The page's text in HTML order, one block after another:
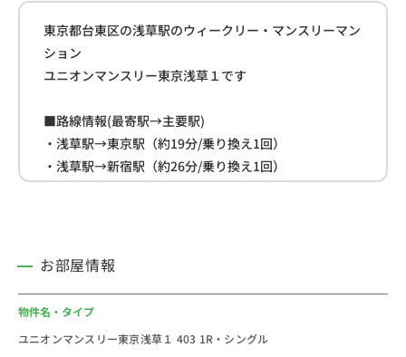
東京都台東区の浅草駅のウィークリー・マンスリーマン
ション
ユニオンマンスリー東京浅草１です
■路線情報(最寄駅→主要駅)
・浅草駅→東京駅（約19分/乗り換え1回）
・浅草駅→新宿駅（約26分/乗り換え1回）
・浅草駅→池袋駅（約28分/乗り換え1回）
・ミニストップ(約130ｍ)
・デパート「松屋浅草」(約140ｍ)
東京メトロ銀座線「浅草駅」徒歩１分の好立地の家具家
お部屋情報
物件名・タイプ
ユニオンマンスリー東京浅草１ 403 1R・シングル